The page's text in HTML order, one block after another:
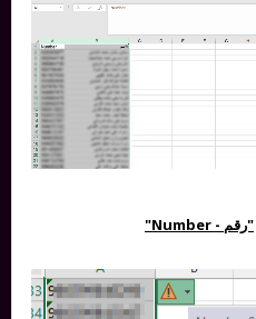
"رقم - Number"